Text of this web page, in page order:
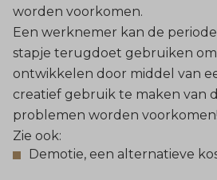
worden voorkomen.
Een werknemer kan de
stapje terugdoet gebruiken
ontwikkelen door middel van
creatief gebruik te maken van
problemen worden voorkomen!
Zie ook:
Demotie, een alternatieve